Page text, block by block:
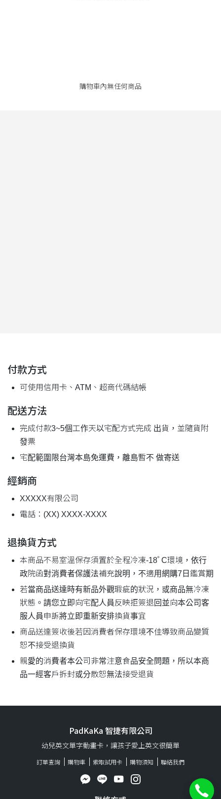
購物車內無任何商品
付款方式
可使用信用卡、ATM、超商代碼結帳
配送方法
完成付款3~5個工作天以宅配方式完成 出貨，並隨貨附
發票
宅配範圍限台灣本島免運費，離島暫不 做寄送
經銷商
XXXXX有限公司
電話：(XX) XXXX-XXXX
退換貨方式
本商品不易室溫保存須置於全程冷凍-18ﾟC環境，依行
政院函對消費者保護法補充說明，不適用網購7日鑑賞期
若當商品送達時有新品外觀瑕疵的狀況，或商品無冷凍
狀態。請您立即向宅配人員反映拒簽退回並向本公司客
服人員申訴將立即重新安排換貨事宜
商品送達簽收後若因消費者保存環境不佳導致商品變質
恕不接受退換貨
親愛的消費者本公司非常注意食品安全問題，所以本商
品一經客戶拆封或分散恕無法接受退貨
PadKaKa 智捷有限公司
幼兒英文單字動畫卡，讓孩子愛上英文很簡單
訂單查詢 購物車 索取試用卡 購物須知 聯絡我們